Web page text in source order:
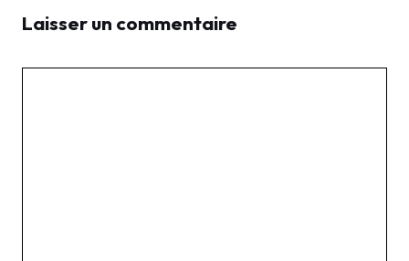
Laisser un commentaire